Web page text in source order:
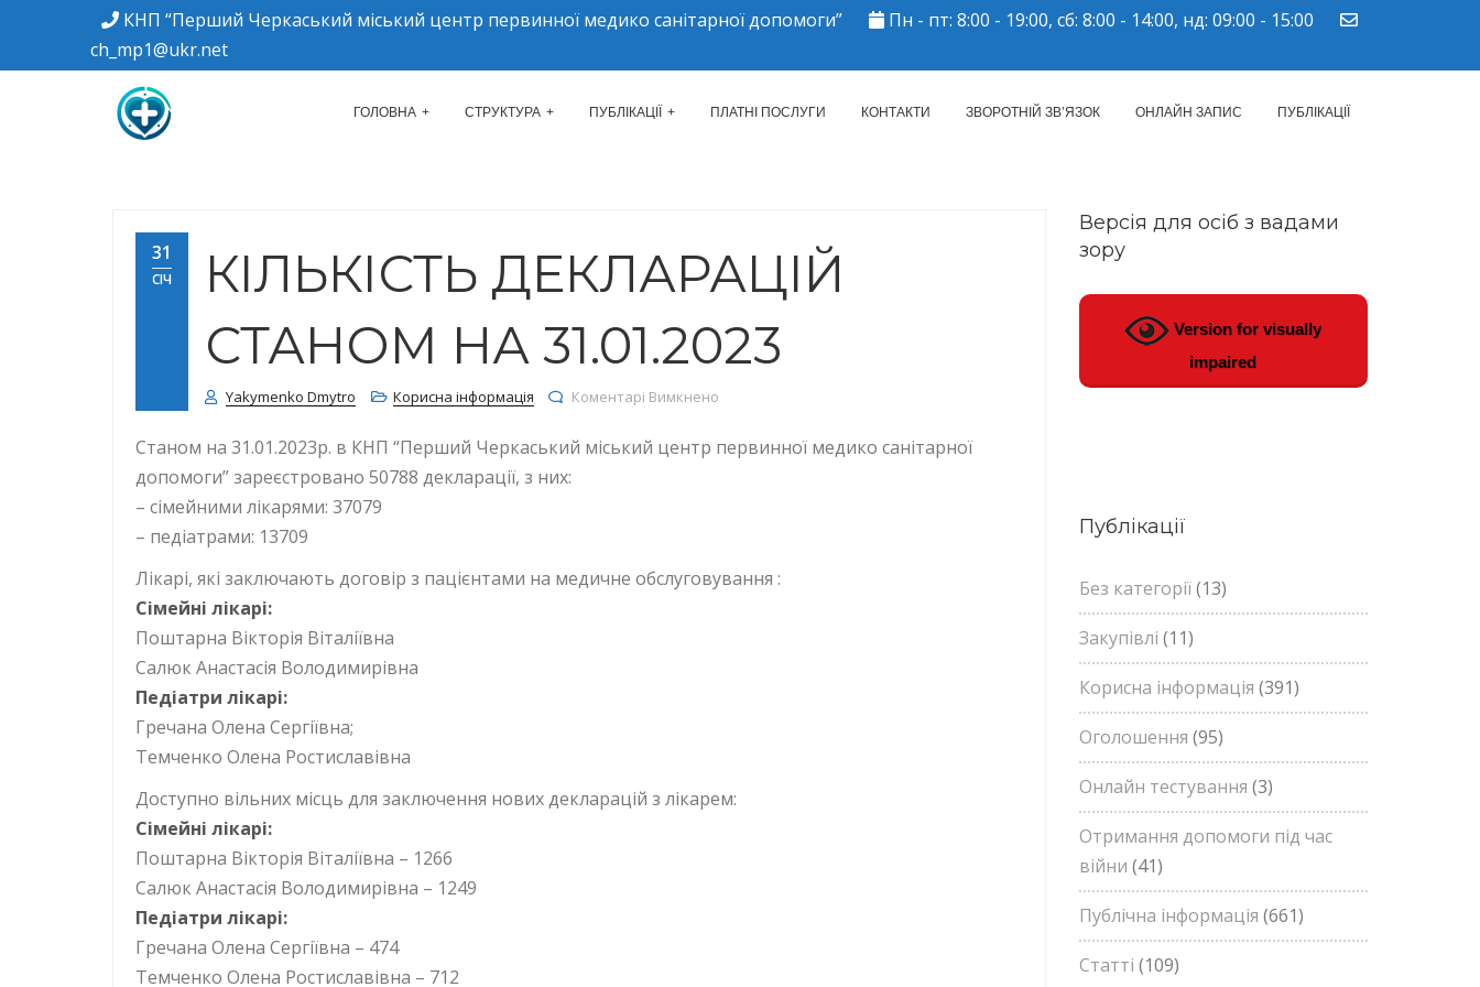
КНП “Перший Черкаський міський центр первинної медико санітарної допомоги”
Пн - пт: 8:00 - 19:00, сб: 8:00 - 14:00, нд: 09:00 - 15:00
ch_mp1@ukr.net
КНП "ПЕРШИЙ ЧЕРКАСЬКИЙ МІСЬКИЙ ЦЕНТР ПМСД"
ГОЛОВНА СТРУКТУРА ПУБЛІКАЦІЇ ПЛАТНІ ПОСЛУГИ КОНТАКТИ ЗВОРОТНІЙ ЗВ’ЯЗОК ОНЛАЙН ЗАПИС ПУБЛІКАЦІЇ
31
СІЧ
КІЛЬКІСТЬ ДЕКЛАРАЦІЙ
СТАНОМ НА 31.01.2023
Yakymenko Dmytro Корисна інформація Коментарі Вимкнено
Станом на 31.01.2023р. в КНП “Перший Черкаський міський центр первинної медико санітарної
допомоги” зареєстровано 50788 декларації, з них:
– сімейними лікарями: 37079
– педіатрами: 13709
Лікарі, які заключають договір з пацієнтами на медичне обслуговування :
Сімейні лікарі:
Поштарна Вікторія Віталіївна
Салюк Анастасія Володимирівна
Педіатри лікарі:
Гречана Олена Сергіївна;
Темченко Олена Ростиславівна
Доступно вільних місць для заключення нових декларацій з лікарем:
Сімейні лікарі:
Поштарна Вікторія Віталіївна – 1266
Салюк Анастасія Володимирівна – 1249
Педіатри лікарі:
Гречана Олена Сергіївна – 474
Темченко Олена Ростиславівна – 712
Версія для осіб з вадами
зору
Version for visually
impaired
Публікації
Без категорії(13)
Закупівлі (11)
Корисна інформація (391)
Оголошення (95)
Онлайн тестування (3)
Отримання допомоги під час
війни (41)
Публічна інформація (661)
Статті (109)